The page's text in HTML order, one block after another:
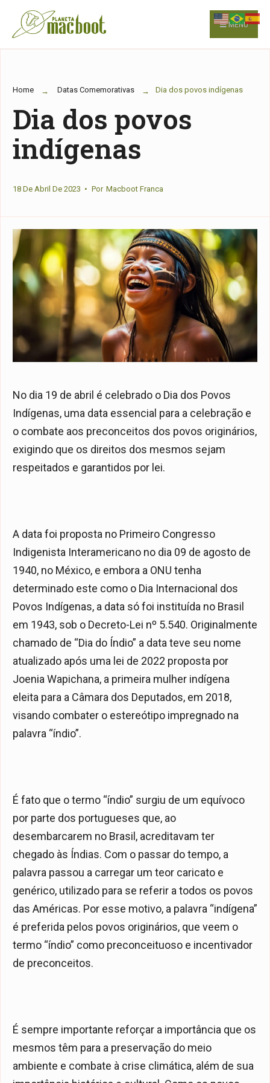
Skip
to
MENU
Home Datas Comemorativas Dia dos povos indígenas
Dia dos povos
indígenas
18 De Abril De 2023 • Por Macboot Franca
No dia 19 de abril é celebrado o Dia dos Povos
Indígenas, uma data essencial para a celebração e
o combate aos preconceitos dos povos originários,
exigindo que os direitos dos mesmos sejam
respeitados e garantidos por lei.
A data foi proposta no Primeiro Congresso
Indigenista Interamericano no dia 09 de agosto de
1940, no México, e embora a ONU tenha
determinado este como o Dia Internacional dos
Povos Indígenas, a data só foi instituída no Brasil
em 1943, sob o Decreto-Lei nº 5.540. Originalmente
chamado de “Dia do Índio” a data teve seu nome
atualizado após uma lei de 2022 proposta por
Joenia Wapichana, a primeira mulher indígena
eleita para a Câmara dos Deputados, em 2018,
visando combater o estereótipo impregnado na
palavra “índio”.
É fato que o termo “índio” surgiu de um equívoco
por parte dos portugueses que, ao
desembarcarem no Brasil, acreditavam ter
chegado às Índias. Com o passar do tempo, a
palavra passou a carregar um teor caricato e
genérico, utilizado para se referir a todos os povos
das Américas. Por esse motivo, a palavra “indígena”
é preferida pelos povos originários, que veem o
termo “índio” como preconceituoso e incentivador
de preconceitos.
É sempre importante reforçar a importância que os
mesmos têm para a preservação do meio
ambiente e combate à crise climática, além de sua